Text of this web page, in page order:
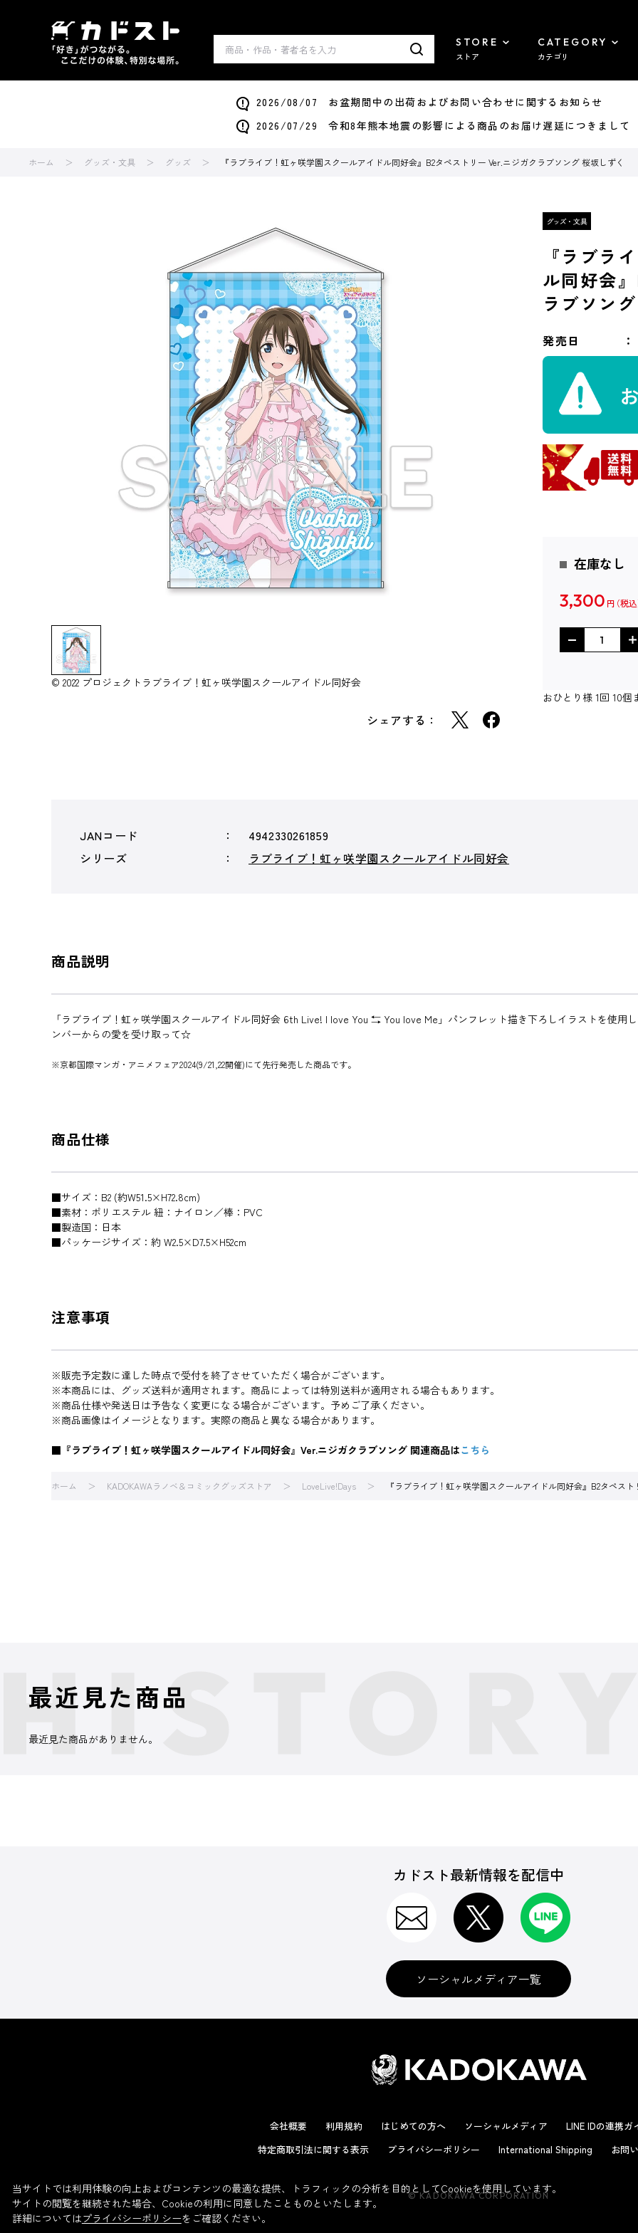
STORE
ストア
CATEGORY
カテゴリ
2026/08/07 お盆期間中の出荷およびお問い合わせに関するお知らせ
2026/07/29 令和8年熊本地震の影響による商品のお届け遅延につきまして
ホーム グッズ・文具 グッズ 『ラブライブ！虹ヶ咲学園スクールアイドル同好会』B2タペストリー Ver.ニジガクラブソング 桜坂しずく
© 2022 プロジェクトラブライブ！虹ヶ咲学園スクールアイドル同好会
シェアする：
『ラブラ
ル同好会
ラブソン
発売日
在庫なし
3,300 円
おひとり様 1回 10個
JANコード
4942330261859
シリーズ
ラブライブ！虹ヶ咲学園スクールアイドル同好会
商品説明
「ラブライブ！虹ヶ咲学園スクールアイドル同好会 6th Live! I love You ⇆ You love Me」パンフレット描き下ろしイラストを使用
ンバーからの愛を受け取って☆
※京都国際マンガ・アニメフェア2024(9/21,22開催)にて先行発売した商品です。
商品仕様
■サイズ：B2 (約W51.5×H72.8cm)
■素材：ポリエステル 紐：ナイロン／棒：PVC
■製造国：日本
■パッケージサイズ：約 W2.5×D7.5×H52cm
注意事項
※販売予定数に達した時点で受付を終了させていただく場合がございます。
※本商品には、グッズ送料が適用されます。商品によっては特別送料が適用される場合もあります。
※商品仕様や発送日は予告なく変更になる場合がございます。予めご了承ください。
※商品画像はイメージとなります。実際の商品と異なる場合があります。
■『ラブライブ！虹ヶ咲学園スクールアイドル同好会』Ver.ニジガクラブソング 関連商品はこちら
ホーム KADOKAWAラノベ＆コミックグッズストア LoveLive!Days 『ラブライブ！虹ヶ咲学園スクールアイドル同好会』B2タペス
最近見た商品
最近見た商品がありません。
カドスト最新情報を配信中
ソーシャルメディア一覧
会社概要 利用規約 はじめての方へ ソーシャルメディア LINE IDの連携ガ
特定商取引法に関する表示
プライバシーポリシー International Shipping お問
© KADOKAWA CORPORATION
当サイトでは利用体験の向上およびコンテンツの最適な提供、トラフィックの分析を目的としてCookieを使用しています。
サイトの閲覧を継続された場合、Cookieの利用に同意したことものといたします。
詳細についてはプライバシーポリシーをご確認ください。